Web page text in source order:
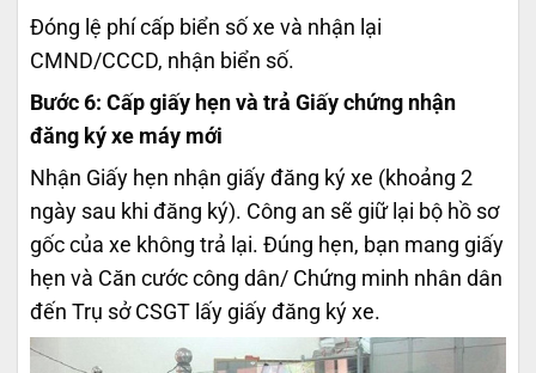
Đóng lệ phí cấp biển số xe và nhận lại
CMND/CCCD, nhận biển số.
Bước 6: Cấp giấy hẹn và trả Giấy chứng nhận
đăng ký xe máy mới
Nhận Giấy hẹn nhận giấy đăng ký xe (khoảng 2
ngày sau khi đăng ký). Công an sẽ giữ lại bộ hồ sơ
gốc của xe không trả lại. Đúng hẹn, bạn mang giấy
hẹn và Căn cước công dân/ Chứng minh nhân dân
đến Trụ sở CSGT lấy giấy đăng ký xe.